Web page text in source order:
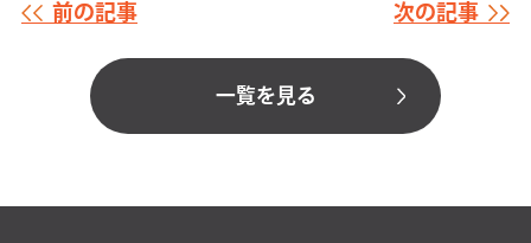
前の記事
一覧を見る
次の記事